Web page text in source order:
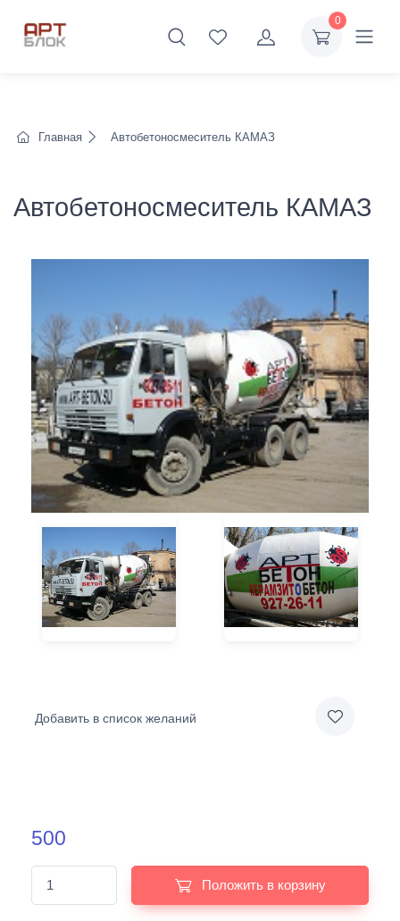
0
Главная Автобетоносмеситель КАМАЗ
Автобетоносмеситель КАМАЗ
Добавить в список желаний
500
Положить в корзину